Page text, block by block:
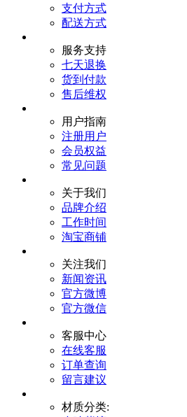
支付方式
配送方式
服务支持
七天退换
货到付款
售后维权
用户指南
注册用户
会员权益
常见问题
关于我们
品牌介绍
工作时间
淘宝商铺
关注我们
新闻资讯
官方微博
官方微信
客服中心
在线客服
订单查询
留言建议
材质分类: